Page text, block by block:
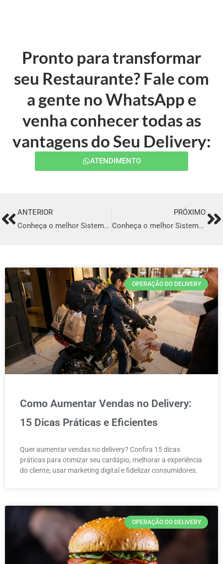
Pronto para transformar
seu Restaurante? Fale com
a gente no WhatsApp e
venha conhecer todas as
vantagens do Seu Delivery:
ATENDIMENTO
PrevANTERIOR
Conheça o melhor Sistema para Delivery em Itaberaba
PRÓXIMO
Conheça o melhor Sistema para Delivery em Lençóis Paulista
OPERAÇÃO DO DELIVERY
Como Aumentar Vendas no Delivery:
15 Dicas Práticas e Eficientes
Quer aumentar vendas no delivery? Confira 15 dicas
práticas para otimizar seu cardápio, melhorar a experiência
do cliente, usar marketing digital e fidelizar consumidores.
OPERAÇÃO DO DELIVERY